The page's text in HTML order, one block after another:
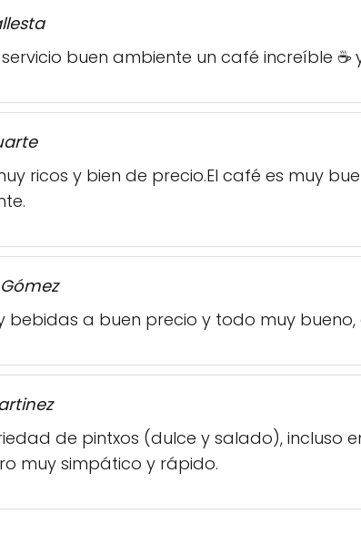
buen ambiente un café increíble ☕
ricos y bien de precio.El café es muy
bebidas a buen precio y todo muy
de pintxos (dulce y salado), incluso
muy simpático y rápido.